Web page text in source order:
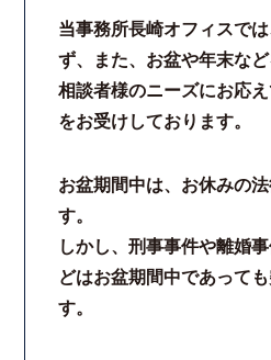
解決事例
お客様の声
スタッフインタビュー
カウンセリング
当事務所長崎オフィスで
ず、また、お盆や年末な
相談者様のニーズにお応
をお受けしております。
お盆期間中は、お休みの
す。
しかし、刑事事件や離婚
どはお盆期間中であって
す。